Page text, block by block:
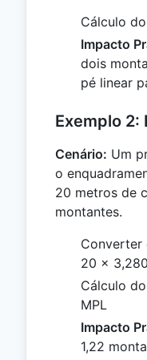
Cálculo
Impacto
dois
pé linear
Exemplo 2:
Cenário: Um
o
20 metros de
montantes.
Converter
20 ×
Cálculo
MPL
Impacto
1,22